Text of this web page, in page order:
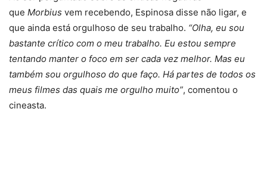
que Morbius vem recebendo, Espinosa disse não ligar, e
que ainda está orgulhoso de seu trabalho. “Olha, eu sou
bastante crítico com o meu trabalho. Eu estou sempre
tentando manter o foco em ser cada vez melhor. Mas eu
também sou orgulhoso do que faço. Há partes de todos os
meus filmes das quais me orgulho muito”, comentou o
cineasta.